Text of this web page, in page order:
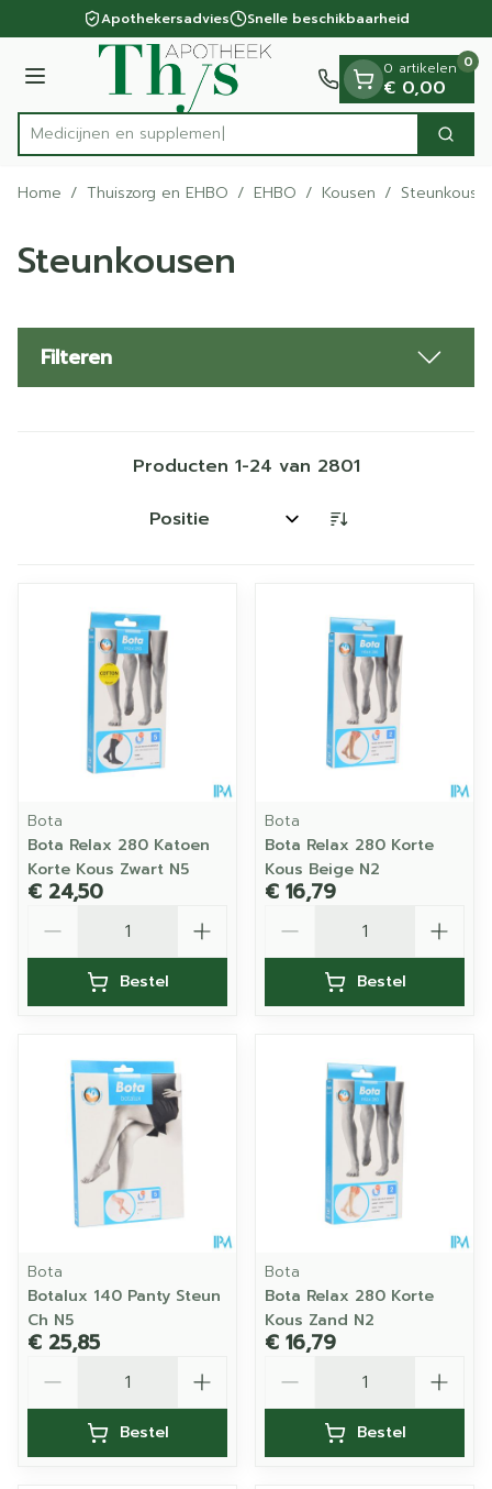
Ga naar de inhoudApothekersadvies Snelle beschikbaarheid
Menu
Product, merk, categorie...
Med Zoek
0 artikelen
€ 0,00
0
Home / Thuiszorg en EHBO / EHBO / Kousen /
Steunkousen
Filteren
Producten 1-24 van 2801
Sorteer op:
Bota
Bota Relax 280 Katoen
Korte Kous Zwart N5
€ 24,50
Bestel
Bota
Bota Relax 280 Korte
Kous Beige N2
€ 16,79
Bestel
Bota
Botalux 140 Panty Steun
Ch N5
€ 25,85
Bestel
Bota
Bota Relax 280 Korte
Kous Zand N2
€ 16,79
Bestel